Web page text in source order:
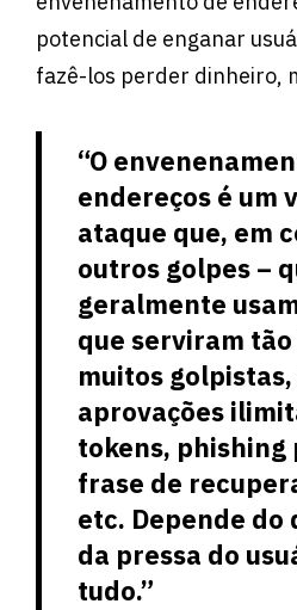
potencial de enganar
fazê-los perder dinheiro,
“O
endereços é um
ataque que, em
outros golpes –
geralmente
que serviram tão
muitos
aprovações
tokens, phishing
frase de
etc. Depende do
da pressa do
tudo.”